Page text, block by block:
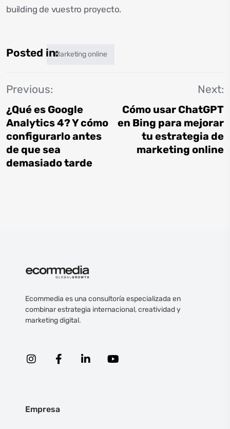
building de vuestro proyecto.
Posted in:Marketing online
Previous:
¿Qué es Google
Analytics 4? Y cómo
configurarlo antes
de que sea
demasiado tarde
Next:
Cómo usar ChatGPT
en Bing para mejorar
tu estrategia de
marketing online
Ecommedia es una consultoría especializada en
combinar estrategia internacional, creatividad y
marketing digital.
Empresa